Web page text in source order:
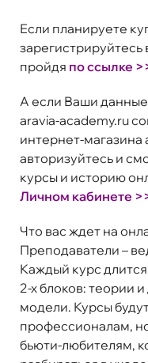
Если планируете
пройдя по ссылке
А если Ваши
aravia-academy.ru
интернет-магазина
авторизуйтесь и
курсы и историю
Личном кабинете
Что вас ждет на
Преподаватели –
Каждый курс
2-х блоков: теории
модели. Курсы
профессионалам,
бьюти-любителям,